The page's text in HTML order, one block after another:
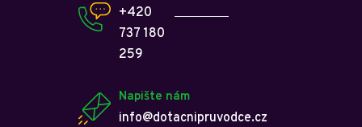
+420
737 180
259
Napište nám
info@dotacnipruvodce.cz